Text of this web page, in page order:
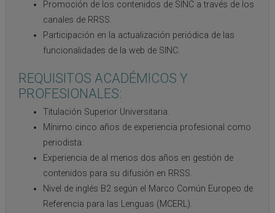
Promoción de los contenidos de SINC a través de los
canales de RRSS.
Participación en la actualización periódica de las
funcionalidades de la web de SINC.
REQUISITOS ACADÉMICOS Y
PROFESIONALES:
Titulación Superior Universitaria.
Mínimo cinco años de experiencia profesional como
periodista.
Experiencia de al menos dos años en gestión de
contenidos para su difusión en RRSS.
Nivel de inglés B2 según el Marco Común Europeo de
Referencia para las Lenguas (MCERL).